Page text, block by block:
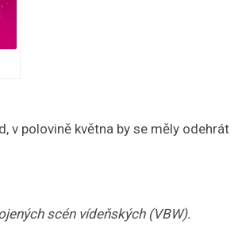
v polovině května by se měly odehrát
scén vídeňských (VBW).